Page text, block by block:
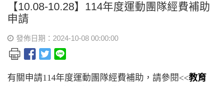
【10.08-10.28】114年度運動團隊經費補助
申請
發佈日期：2024-10-08 00:00:00
有關申請114年度運動團隊經費補助，請參閱<<教育